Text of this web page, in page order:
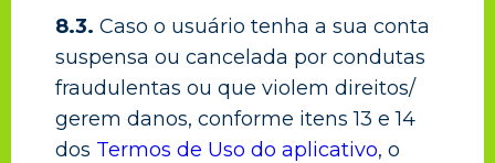
8.3. Caso o usuário tenha a sua conta
suspensa ou cancelada por condutas
fraudulentas ou que violem direitos/
gerem danos, conforme itens 13 e 14
dos Termos de Uso do aplicativo, o